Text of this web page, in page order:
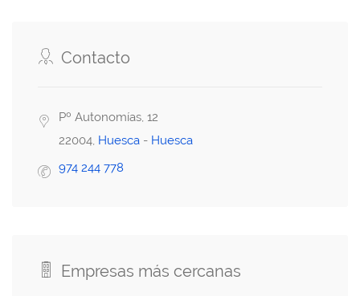
Contacto
Pº Autonomías, 12
22004, Huesca - Huesca
974 244 778
Empresas más cercanas